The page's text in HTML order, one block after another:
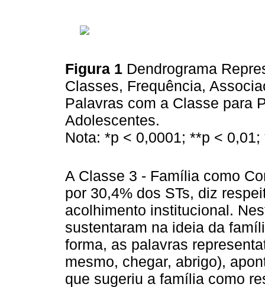
Figura 1 Dendrograma
Classes, Frequência,
Palavras com a Classe para
Adolescentes.
Nota: *p < 0,0001; **p <
A Classe 3 - Família como
por 30,4% dos STs, diz
acolhimento institucional.
sustentaram na ideia da
forma, as palavras
mesmo, chegar, abrigo),
que sugeriu a família como